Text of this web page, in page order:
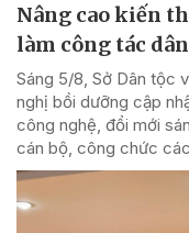
Nâng cao kiến
làm công tác
Sáng 5/8, Sở Dân tộc
nghị bồi dưỡng cập
công nghệ, đổi mới
cán bộ, công chức